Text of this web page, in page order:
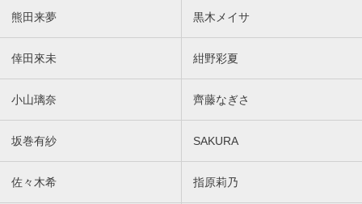
熊田来夢 黒木メイサ
倖田來未 紺野彩夏
小山璃奈 齊藤なぎさ
坂巻有紗 SAKURA
佐々木希 指原莉乃